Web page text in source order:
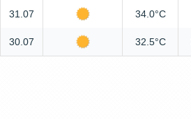
31.07 34.0°C
30.07 32.5°C